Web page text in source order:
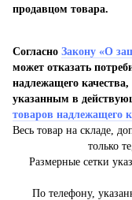
продавцом товара.
Согласно Закону «О
может отказать
надлежащего
указанным в
товаров надлежащего
Весь товар на складе,
только
Размерные сетки
По телефону,